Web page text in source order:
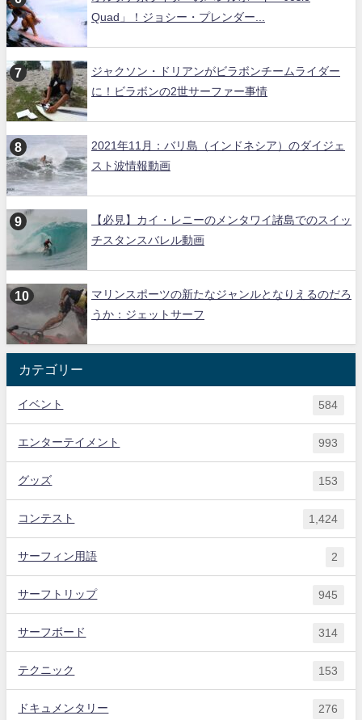
Quad」！ジョシー・プレンダー...
ジャクソン・ドリアンがビラボンチームライダー
に！ビラボンの2世サーファー事情
2021年11月：バリ島（インドネシア）のダイジェ
スト波情報動画
【必見】カイ・レニーのメンタワイ諸島でのスイッ
チスタンスバレル動画
マリンスポーツの新たなジャンルとなりえるのだろ
うか：ジェットサーフ
カテゴリー
イベント 584
エンターテイメント 993
グッズ 153
コンテスト 1,424
サーフィン用語 2
サーフトリップ 945
サーフボード 314
テクニック 153
ドキュメンタリー 276